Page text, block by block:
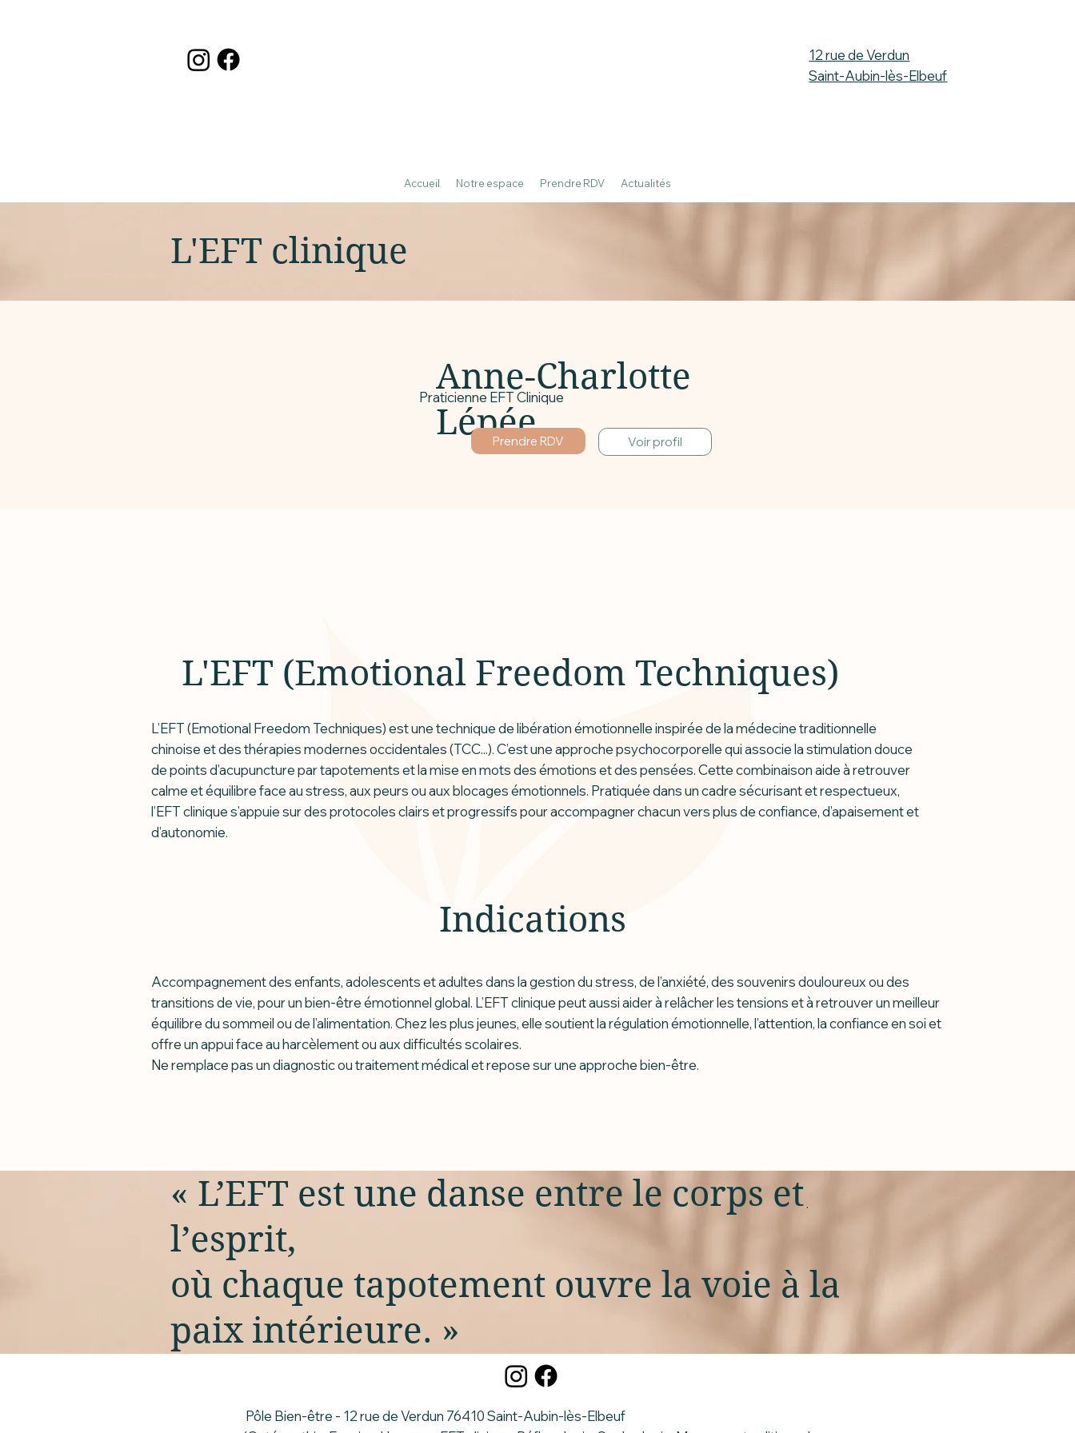
12 rue de Verdun
Saint-Aubin-lès-Elbeuf
Accueil Notre espace Prendre RDV Actualités
L'EFT clinique
Anne-Charlotte
Lépée
Praticienne EFT Clinique
Prendre RDV Voir profil
L'EFT (Emotional Freedom Techniques)
L’EFT (Emotional Freedom Techniques) est une technique de libération émotionnelle inspirée de la médecine traditionnelle
chinoise et des thérapies modernes occidentales (TCC...). C’est une approche psychocorporelle qui associe la stimulation douce
de points d’acupuncture par tapotements et la mise en mots des émotions et des pensées. Cette combinaison aide à retrouver
calme et équilibre face au stress, aux peurs ou aux blocages émotionnels. Pratiquée dans un cadre sécurisant et respectueux,
l’EFT clinique s’appuie sur des protocoles clairs et progressifs pour accompagner chacun vers plus de confiance, d’apaisement et
d’autonomie.
Indications
Accompagnement des enfants, adolescents et adultes dans la gestion du stress, de l’anxiété, des souvenirs douloureux ou des
transitions de vie, pour un bien-être émotionnel global. L’EFT clinique peut aussi aider à relâcher les tensions et à retrouver un meilleur
équilibre du sommeil ou de l’alimentation. Chez les plus jeunes, elle soutient la régulation émotionnelle, l’attention, la confiance en soi et
offre un appui face au harcèlement ou aux difficultés scolaires.
Ne remplace pas un diagnostic ou traitement médical et repose sur une approche bien-être.
« L’EFT est une danse entre le corps et
l’esprit,
où chaque tapotement ouvre la voie à la
paix intérieure. »
Pôle Bien-être - 12 rue de Verdun 76410 Saint-Aubin-lès-Elbeuf